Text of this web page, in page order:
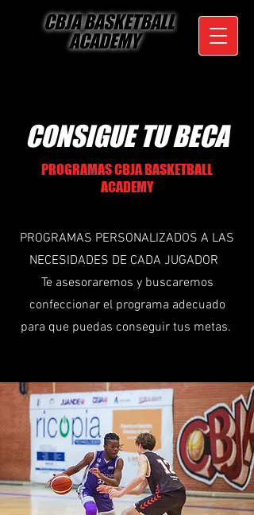
CBJA BASKETBALL
ACADEMY
CONSIGUE TU BECA
PROGRAMAS CBJA BASKETBALL
ACADEMY
PROGRAMAS PERSONALIZADOS A LAS
NECESIDADES DE CADA JUGADOR
Te asesoraremos y buscaremos
confeccionar el programa adecuado
para que puedas conseguir tus metas.